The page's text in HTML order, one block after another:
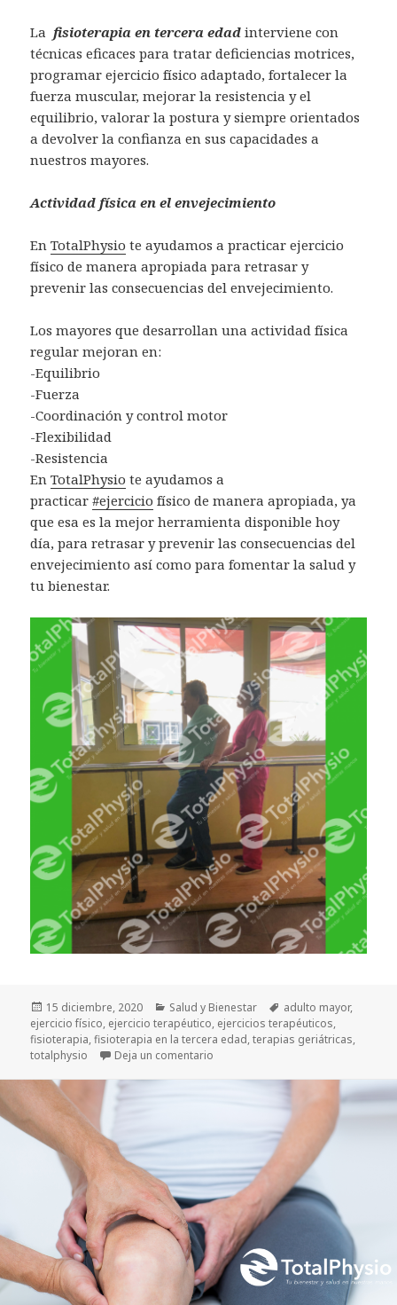
Lafisioterapia en tercera edad interviene con
técnicas eficaces para tratar deficiencias motrices,
programar ejercicio físico adaptado, fortalecer la
fuerza muscular, mejorar la resistencia y el
equilibrio, valorar la postura y siempre orientados
a devolver la confianza en sus capacidades a
nuestros mayores.
Actividad física en el envejecimiento
EnTotalPhysio te ayudamos a practicar ejercicio
físico de manera apropiada para retrasar y
prevenir las consecuencias del envejecimiento.
Los mayores que desarrollan una actividad física
regular mejoran en:
-Equilibrio
-Fuerza
-Coordinación y control motor
-Flexibilidad
-Resistencia
EnTotalPhysio te ayudamos a
practicar#ejercicio físico de manera apropiada, ya
que esa es la mejor herramienta disponible hoy
día, para retrasar y prevenir las consecuencias del
envejecimiento así como para fomentar la salud y
tu bienestar.
Publicado
el
15 diciembre, 2020 Categorías
Salud y Bienestar Etiquetas
adulto mayor,
ejercicio físico, ejercicio terapéutico, ejercicios terapéuticos,
fisioterapia,fisioterapia en la tercera edad,terapias geriátricas,
totalphysio
Deja un comentario